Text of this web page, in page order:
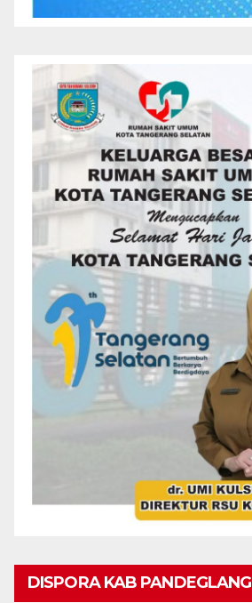
DISPORA KAB PANDEGLANG